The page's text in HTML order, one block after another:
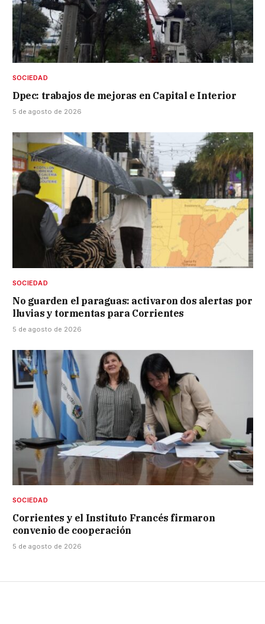
SOCIEDAD
Dpec: trabajos de mejoras en Capital e Interior
5 de agosto de 2026
SOCIEDAD
No guarden el paraguas: activaron dos alertas por
lluvias y tormentas para Corrientes
5 de agosto de 2026
SOCIEDAD
Corrientes y el Instituto Francés firmaron
convenio de cooperación
5 de agosto de 2026